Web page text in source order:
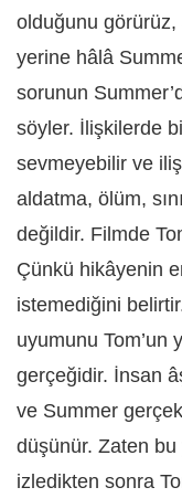
olduğunu
yerine hâlâ
sorunun
söyler. İlişkilerde
sevmeyebilir ve
aldatma, ölüm,
değildir. Filmde
Çünkü hikâyenin
istemediğini
uyumunu Tom’un
gerçeğidir. İnsan
ve Summer gerçek
düşünür. Zaten bu
izledikten sonra